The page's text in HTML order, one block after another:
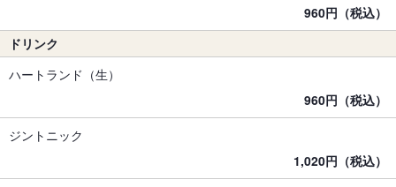
960円（税込）
ドリンク
ハートランド（生）
960円（税込）
ジントニック
1,020円（税込）